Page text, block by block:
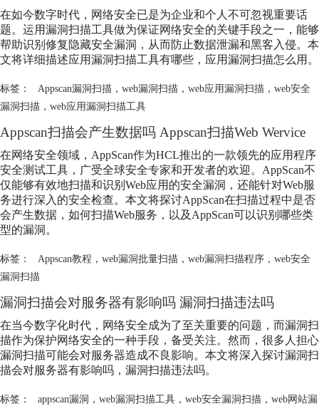
在如今数字时代，网络安全已是为企业和个人不可忽视重要话
题。运用漏洞扫描工具做为保证网络安全的关键手段之一，能够
帮助识别修复隐藏安全漏洞，从而防止数据泄漏和黑客入侵。本
文将详细描述应用漏洞扫描工具有哪些，应用漏洞扫描怎么用。
标签： Appscan漏洞扫描， web漏洞扫描， web应用漏洞扫描， web安全
漏洞扫描 ， web应用漏洞扫描工具
Appscan扫描会产生数据吗 Appscan扫描Web Wervice
在网络安全领域，AppScan作为HCL推出的一款领先的应用程序
安全测试工具，广受全球安全专家和开发者的欢迎。AppScan不
仅能够有效地扫描和识别Web应用的安全漏洞，还能针对Web服
务进行深入的安全检查。本文将探讨AppScan在扫描过程中是否
会产生数据，如何扫描Web服务，以及AppScan可以识别哪些类
型的漏洞。
标签： Appscan教程 ， web漏洞批量扫描， web漏洞扫描程序， web安全
漏洞扫描
漏洞扫描会对服务器有影响吗 漏洞扫描违法吗
在当今数字化时代，网络安全成为了至关重要的问题，而漏洞扫
描作为保护网络安全的一种手段，备受关注。然而，很多人担心
漏洞扫描可能会对服务器造成不良影响。本文将深入探讨漏洞扫
描会对服务器有影响吗，漏洞扫描违法吗。
标签： appscan漏洞 ， web漏洞扫描工具， web安全漏洞扫描， web网站漏